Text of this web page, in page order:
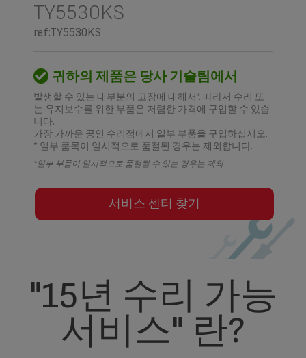
TY5530KS
ref:TY5530KS
귀하의 제품은 당사 기술팀에서
발생할 수 있는 대부분의 고장에 대해서*. 따라서 수리 또
는 유지보수를 위한 부품은 저렴한 가격에 구입할 수 있습
니다.
가장 가까운 공인 수리점에서 일부 부품을 구입하십시오.
* 일부 품목이 일시적으로 품절된 경우는 제외합니다.
*일부 부품이 일시적으로 품절될 수 있는 경우는 제외.
서비스 센터 찾기
"15년 수리 가능
서비스" 란?